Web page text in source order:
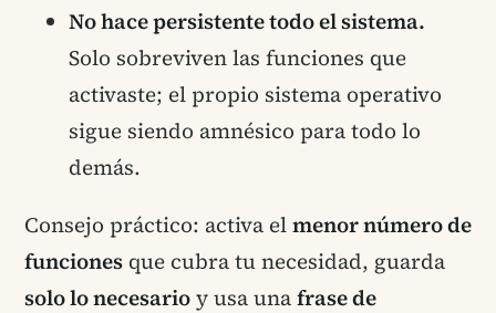
No hace persistente todo el sistema.
Solo sobreviven las funciones que
activaste; el propio sistema operativo
sigue siendo amnésico para todo lo
demás.
Consejo práctico: activa elmenor número de
funciones que cubra tu necesidad, guarda
solo lo necesarioy usa unafrase de